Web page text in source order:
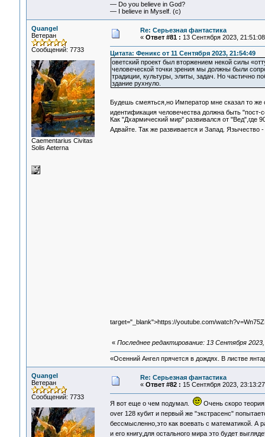
— Do you believe in God?
— I believe in Myself. (c)
Quangel
Ветеран
Сообщений: 7733
Сaementarius Civitas
Solis Aeterna
Re: Серьезная фантастика
« Ответ #81 : 13 Сентября 2023,
Цитата: Феникс от 11 Сентября 2023, 21:54:49
оветский проект был вторжением некой силы
человеческой точки зрения мы должны были
традиции, культуры, элиты, задач. Но частично
здание рухнуло.
Будешь смеяться,но Император мне сказал то
идентификация человечества должна быть
Как "Дхармический мир" развивался от
Адвайте. Так же развивается и Запад.
target="_blank">https://youtube.com/
« Последнее редактирование: 13 Сентября
«Осенний Ангел прячется в дождях. В листве
Quangel
Ветеран
Сообщений: 7733
Re: Серьезная фантастика
« Ответ #82 : 15 Сентября 2023,
Я вот еще о чем подумал.
Очень скоро теория
over 128 кубит и первый же "экстрасенс"
бессмысленно,это как воевать с математикой. А
и его книгу,для остального мира это будет